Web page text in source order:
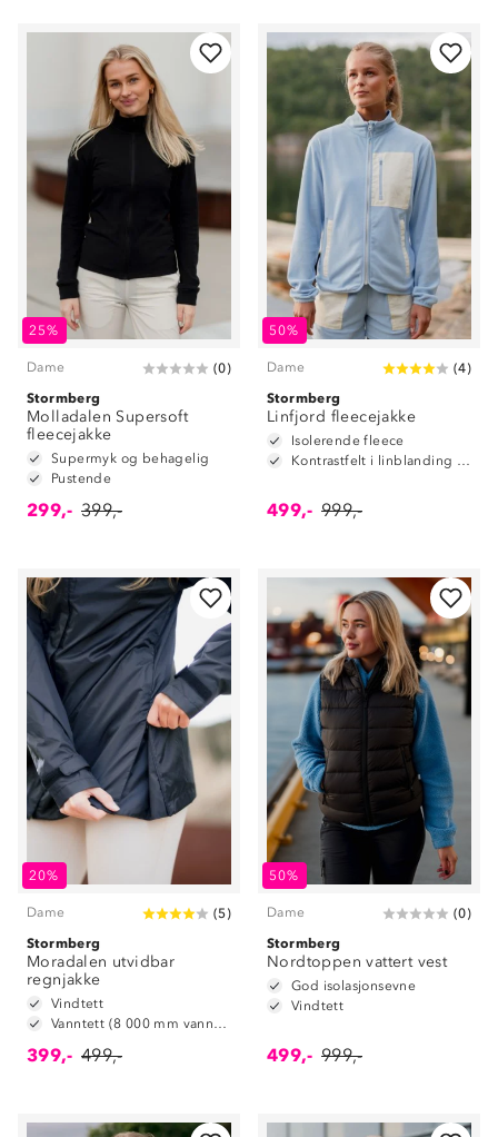
25%
Dame (0)
Stormberg
Molladalen Supersoft
fleecejakke
Supermyk og behagelig
Pustende
299,- 399,-
50%
Dame (4)
Stormberg
Linfjord fleecejakke
Isolerende fleece
Kontrastfelt i linblanding på albuene
499,- 999,-
20%
Dame (5)
Stormberg
Moradalen utvidbar
regnjakke
Vindtett
Vanntett (8 000 mm vannsøyle)
399,- 499,-
50%
Dame (0)
Stormberg
Nordtoppen vattert vest
God isolasjonsevne
Vindtett
499,- 999,-